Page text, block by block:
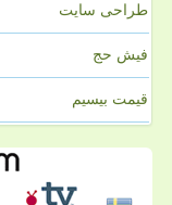
طراحی سایت
فیش حج
قیمت بیسیم